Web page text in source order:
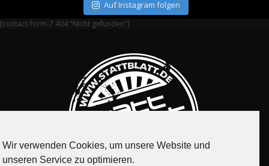
Auf Instagram folgen
[contact-form-7 404 "Nicht gefunden"]
Wir verwenden Cookies, um unsere Website und
unseren Service zu optimieren.